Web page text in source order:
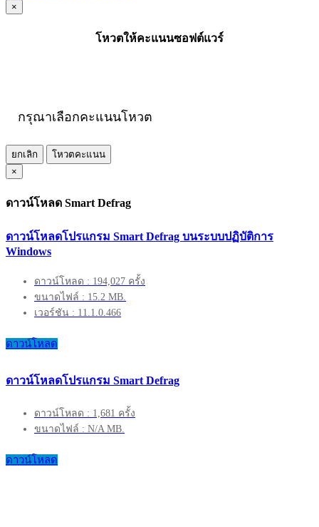
×
โหวตให้คะแนนซอฟต์แวร์
กรุณาเลือกคะแนนโหวต
ยกเลิก
โหวตคะแนน
×
ดาวน์โหลด Smart Defrag
ดาวน์โหลดโปรแกรม Smart Defrag บนระบบปฏิบัติการ
Windows
ดาวน์โหลด : 194,027 ครั้ง
ขนาดไฟล์ : 15.2 MB.
เวอร์ชัน : 11.1.0.466
ดาวน์โหลด
ดาวน์โหลดโปรแกรม Smart Defrag
ดาวน์โหลด : 1,681 ครั้ง
ขนาดไฟล์ : N/A MB.
ดาวน์โหลด